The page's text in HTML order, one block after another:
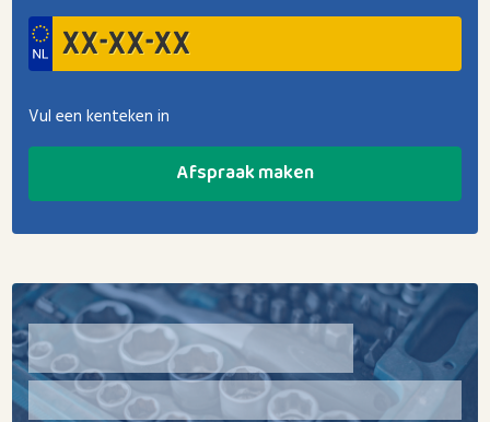
Vul een kenteken in
Afspraak maken